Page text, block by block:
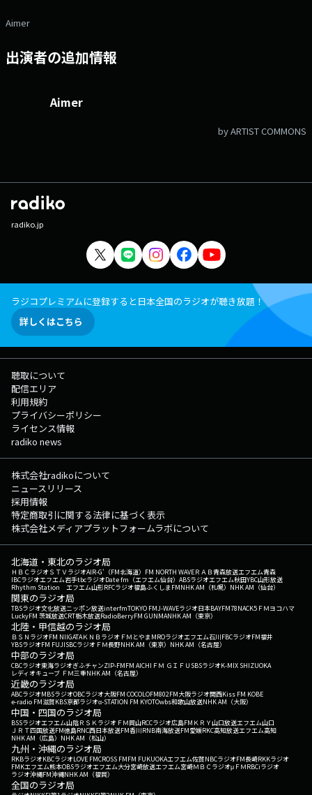
Aimer
出演者の追加情報
Aimer
by ARTIST COMMONS
radiko.jp
ラジコプレミアムに登録すると日本全国のラジオが聴き放題！
詳しくはこちら
聴取について
配信エリア
利用規約
プライバシーポリシー
ライセンス情報
radiko news
株式会社radikoについて
ニュースリリース
採用情報
特定商取引に関する法律に基づく表示
株式会社メディアプラットフォームラボについて
北海道・東北のラジオ局
ＨＢＣラジオＳＴＶラジオAIR-G'（FM北海道） FM NORTH WAVEＲＡＢ青森放送エフエム青森
IBCラジオエフエム岩手tbcラジオDate fm（エフエム仙台） ABSラジオエフエム秋田YBC山形放送
Rhythm Station エフエム山形RFCラジオ福島ふくしまFMNHK AM（札幌） NHK AM（仙台）
関東のラジオ局
TBSラジオ文化放送ニッポン放送interfmTOKYO FMJ-WAVEラジオ日本BAYFM78NACK5 ＦＭヨコハマ
LuckyFM 茨城放送CRT栃木放送RadioBerryFM GUNMANHK AM（東京）
北陸・甲信越のラジオ局
ＢＳＮラジオFM NIIGATAＫＮＢラジオ ＦＭとやまMROラジオエフエム石川FBCラジオFM福井
YBSラジオFM FUJISBCラジオ ＦＭ長野NHK AM（東京） NHK AM（名古屋）
中部のラジオ局
CBCラジオ東海ラジオぎふチャンZIP-FMFM AICHI ＦＭ ＧＩＦＵ SBSラジオK-MIX SHIZUOKA
レディオキューブ ＦＭ三重NHK AM（名古屋）
近畿のラジオ局
ABCラジオMBSラジオOBCラジオ大阪FM COCOLOFM802FM大阪ラジオ関西Kiss FM KOBE
e-radio FM滋賀KBS京都ラジオα-STATION FM KYOTOwbs和歌山放送NHK AM（大阪）
中国・四国のラジオ局
BSSラジオエフエム山陰ＲＳＫラジオ ＦＭ岡山RCCラジオ広島FM ＫＲＹ山口放送エフエム山口
ＪＲＴ四国放送FM徳島RNC西日本放送FM香川RNB南海放送FM愛媛RKC高知放送エフエム高知
NHK AM（広島） NHK AM（松山）
九州・沖縄のラジオ局
RKBラジオKBCラジオLOVE FMCROSS FMFM FUKUOKAエフエム佐賀NBCラジオFM長崎RKKラジオ
FMKエフエム熊本OBSラジオエフエム大分宮崎放送エフエム宮崎ＭＢＣラジオμＦＭRBCiラジオ
ラジオ沖縄FM沖縄NHK AM（福岡）
全国のラジオ局